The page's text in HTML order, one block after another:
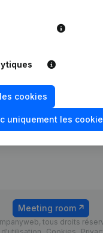
cookies
uniquement les
de
Tarifs
tous droits
Meeting room